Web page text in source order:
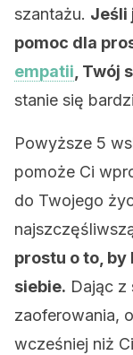
szantażu. Jeśli
pomoc dla
empatii , Twój
stanie się
Powyższe 5
pomoże Ci
do Twojego
prostu o to,
siebie. Dając z
zaoferowania,
wcześniej niż